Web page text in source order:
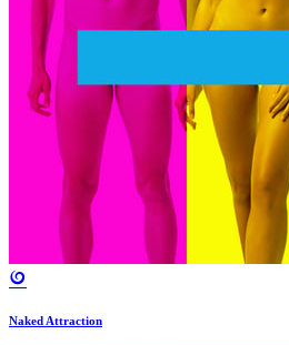
Naked Attraction